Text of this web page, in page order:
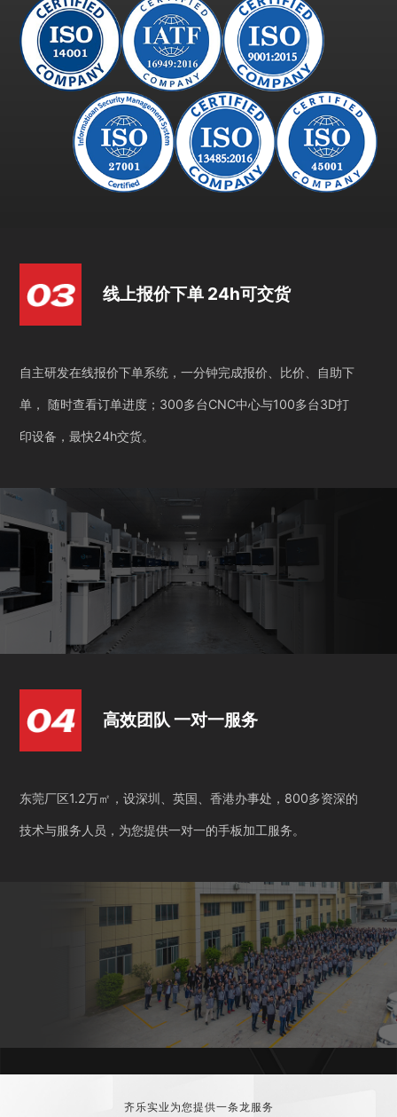
线上报价下单 24h可交货
自主研发在线报价下单系统，一分钟完成报价、比价、自助下
单， 随时查看订单进度；300多台CNC中心与100多台3D打
印设备，最快24h交货。
高效团队 一对一服务
东莞厂区1.2万㎡，设深圳、英国、香港办事处，800多资深的
技术与服务人员，为您提供一对一的手板加工服务。
齐乐实业为您提供一条龙服务